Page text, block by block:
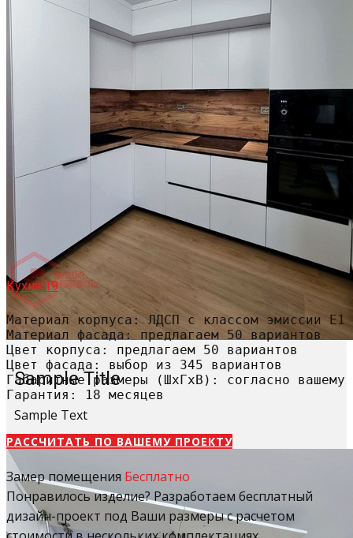
Sample Title
Sample Text
Кухня 19
Материал корпуса: ЛДСП с классом эмиссии Е1
Материал фасада: предлагаем 50 вариантов
Цвет корпуса: предлагаем 50 вариантов
Цвет фасада: выбор из 345 вариантов
Габаритные размеры (ШхГхВ): согласно вашему
Гарантия: 18 месяцев
РАССЧИТАТЬ​ ПО ВАШЕМУ ПРОЕКТУ
Замер помещения Бесплатно
Понравилось изделие? Разработаем бесплатный
дизайн-проект под Ваши размеры с расчетом